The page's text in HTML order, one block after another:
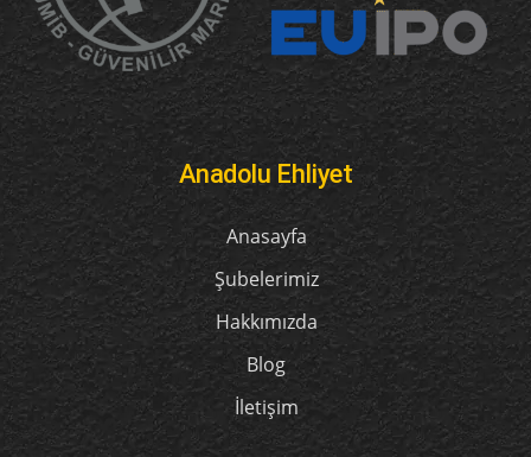
Anadolu Ehliyet
Anasayfa
Şubelerimiz
Hakkımızda
Blog
İletişim